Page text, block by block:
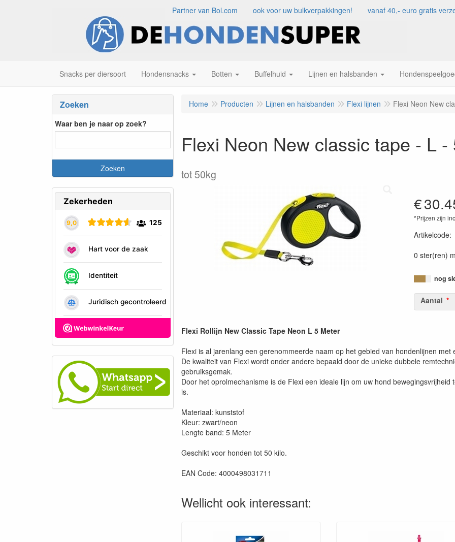
Partner van Bol.com ook voor uw bulkverpakkingen! vanaf 40,- euro gratis
Snacks per diersoort Hondensnacks Botten Buffelhuid Lijnen en halsbanden
Zoeken
Waar ben je naar op zoek?
Home Producten Lijnen en halsbanden Flexi lijnen Flexi Neon New
Flexi Neon New classic tape - L -
tot 50kg
€
*Prijzen zijn
Artikelcode:
0 ster(ren)
nog
Aantal
Flexi Rollijn New Classic Tape Neon L 5 Meter
Flexi is al jarenlang een gerenommeerde naam op het gebied van hondenlijnen met
De kwaliteit van Flexi wordt onder andere bepaald door de unieke dubbele
gebruiksgemak.
Door het oprolmechanisme is de Flexi een ideale lijn om uw hond
is.
Materiaal: kunststof
Kleur: zwart/neon
Lengte band: 5 Meter
Geschikt voor honden tot 50 kilo.
EAN Code: 4000498031711
Wellicht ook interessant: